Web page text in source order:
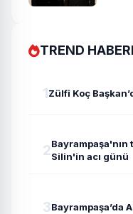
TREND
1Zülfi Koç
2Bayrampaşa'nın
Silin'in acı günü
3Bayrampaşa’da